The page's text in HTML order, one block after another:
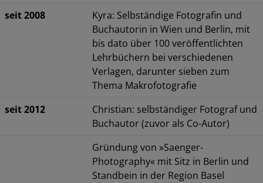
seit 2008
Kyra: Selbständige Fotografin und
Buchautorin in Wien und Berlin, mit
bis dato über 100 veröffentlichten
Lehrbüchern bei verschiedenen
Verlagen, darunter sieben zum
Thema Makrofotografie
seit 2012
Christian: selbständiger Fotograf und
Buchautor (zuvor als Co-Autor)
Gründung von »Saenger-
Photography« mit Sitz in Berlin und
Standbein in der Region Basel